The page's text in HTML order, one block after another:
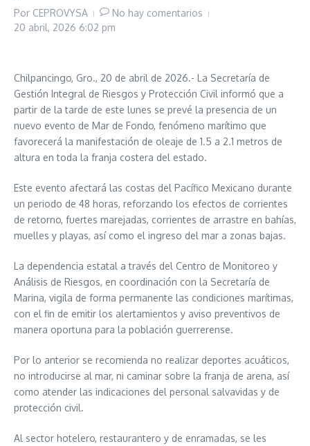
Por CEPROVYSA
No hay comentarios
20 abril, 2026 6:02 pm
Chilpancingo, Gro., 20 de abril de 2026.- La Secretaría de
Gestión Integral de Riesgos y Protección Civil informó que a
partir de la tarde de este lunes se prevé la presencia de un
nuevo evento de Mar de Fondo, fenómeno marítimo que
favorecerá la manifestación de oleaje de 1.5 a 2.1 metros de
altura en toda la franja costera del estado.
Este evento afectará las costas del Pacífico Mexicano durante
un periodo de 48 horas, reforzando los efectos de corrientes
de retorno, fuertes marejadas, corrientes de arrastre en bahías,
muelles y playas, así como el ingreso del mar a zonas bajas.
La dependencia estatal a través del Centro de Monitoreo y
Análisis de Riesgos, en coordinación con la Secretaría de
Marina, vigila de forma permanente las condiciones marítimas,
con el fin de emitir los alertamientos y aviso preventivos de
manera oportuna para la población guerrerense.
Por lo anterior se recomienda no realizar deportes acuáticos,
no introducirse al mar, ni caminar sobre la franja de arena, así
como atender las indicaciones del personal salvavidas y de
protección civil.
Al sector hotelero, restaurantero y de enramadas, se les